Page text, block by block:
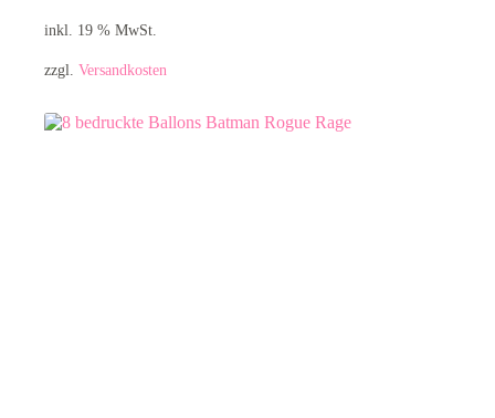
inkl. 19 % MwSt.
zzgl. Versandkosten